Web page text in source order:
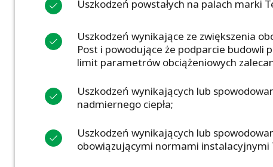
Uszkodzeń powstałych na palach marki
Uszkodzeń wynikające ze zwiększenia
Post i powodujące że podparcie budowli
limit parametrów obciążeniowych
Uszkodzeń wynikających lub
nadmiernego ciepła;
Uszkodzeń wynikających lub
obowiązującymi normami instalacyjnymi